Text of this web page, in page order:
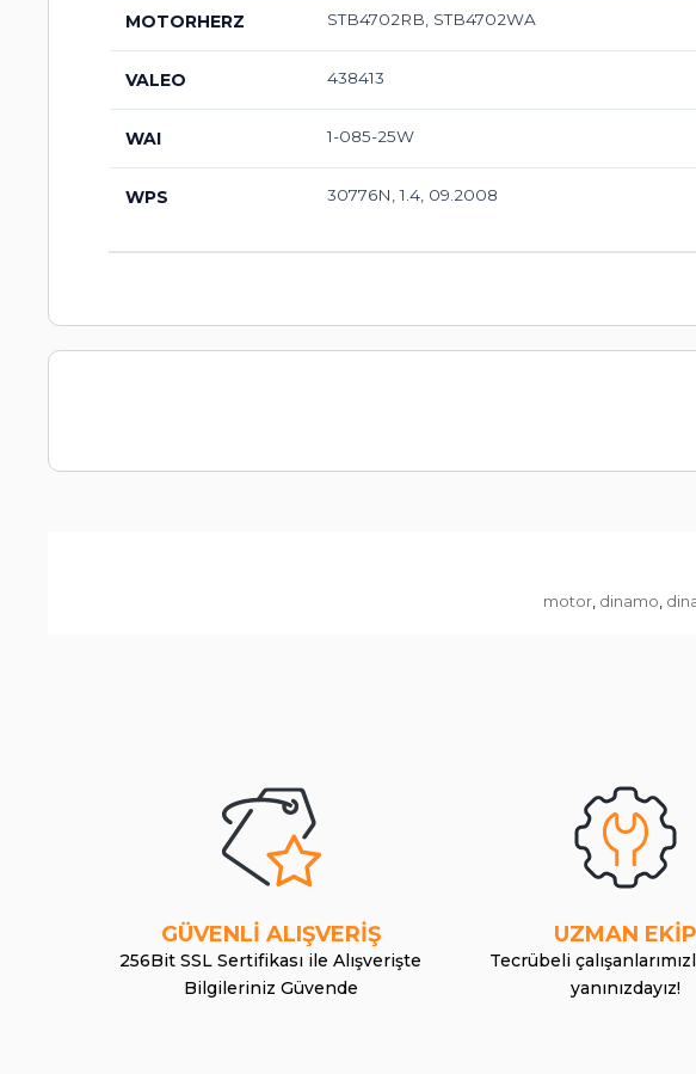
MOTORHERZ STB4702RB, STB4702WA
VALEO 438413
WAI 1-085-25W
WPS 30776N, 1.4, 09.2008
motor, dinamo,
GÜVENLİ ALIŞVERİŞ
256Bit SSL Sertifikası ile Alışverişte
Bilgileriniz Güvende
UZMAN EKİP
Tecrübeli
yanınızdayız!